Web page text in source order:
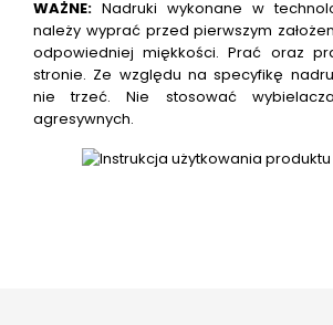
WAŻNE: Nadruki wykonane w
należy wyprać przed pierwszym
odpowiedniej miękkości. Prać oraz
stronie. Ze względu na specyfikę
nie trzeć. Nie stosować
agresywnych.